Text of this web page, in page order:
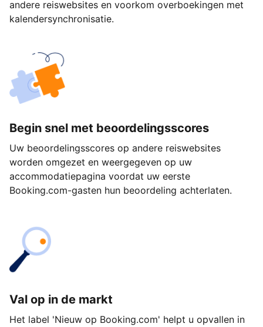
andere reiswebsites en voorkom overboekingen met
kalendersynchronisatie.
Begin snel met beoordelingsscores
Uw beoordelingsscores op andere reiswebsites
worden omgezet en weergegeven op uw
accommodatiepagina voordat uw eerste
Booking.com-gasten hun beoordeling achterlaten.
Val op in de markt
Het label 'Nieuw op Booking.com' helpt u opvallen in